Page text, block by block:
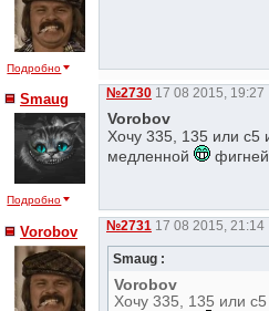
Подробно
Smaug
Подробно
№2730 17 08 2015, 19:27
Vorobov
Хочу 335, 135 или с5
медленной
Vorobov №2731 17 08 2015, 21:14
Smaug :
Vorobov
Хочу 335, 135 или